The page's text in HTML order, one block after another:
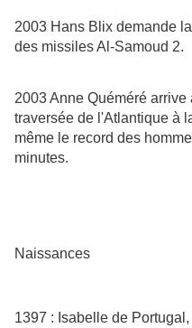
2003 Hans Blix demande
des missiles Al-Samoud 2.
2003 Anne Quéméré
traversée de l'Atlantique à
même le record des
minutes.
Naissances
1397 : Isabelle de